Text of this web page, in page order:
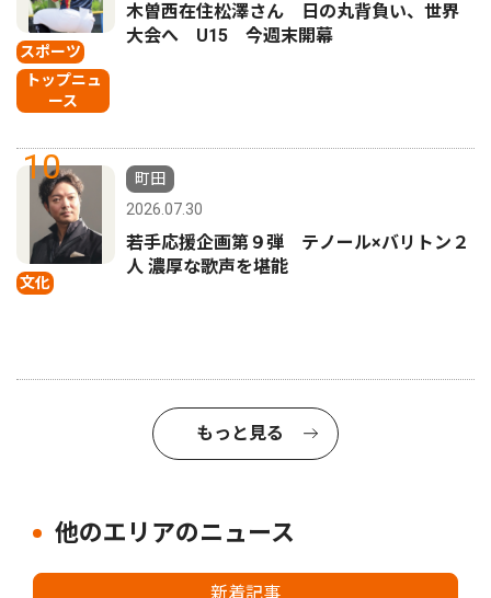
スポーツ
トップニュ
ース
木曽西在住松澤さん 日の丸背負い、世界
大会へ U15 今週末開幕
10
文化
町田
2026.07.30
若手応援企画第９弾 テノール×バリトン２
人 濃厚な歌声を堪能
もっと見る
他のエリアのニュース
新着記事